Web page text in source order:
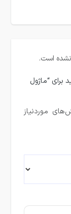
است.
برای “ماژول
موردنیاز